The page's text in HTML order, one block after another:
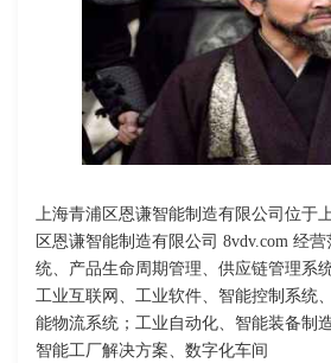
上海青浦区恩谦智能制造有限公司位于
区恩谦智能制造有限公司 8vdv.com 经
统、产品生命周期管理、供应链管理系
工业互联网、工业软件、智能控制系统
能物流系统；工业自动化、智能装备制
智能工厂解决方案、数字化车间